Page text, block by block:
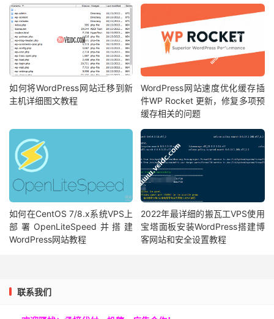
如何将WordPress网站迁移到新
主机详细图文教程
WordPress网站速度优化缓存插
件WP Rocket 更新，修复多项预
缓存相关的问题
如何在CentOS 7/8.x系统VPS上
部署OpenLiteSpeed并搭建
WordPress网站教程
2022年最详细的搬瓦工VPS使用
宝塔面板安装WordPress搭建博
客网站和安全设置教程
联系我们